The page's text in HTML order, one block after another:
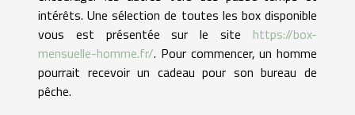
intérêts. Une sélection de toutes les box disponible
vous est présentée sur le site https://box-
mensuelle-homme.fr/. Pour commencer, un homme
pourrait recevoir un cadeau pour son bureau de
pêche.